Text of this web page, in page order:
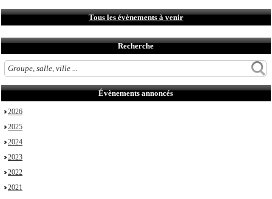
Tous les évènements à venir
Recherche
Évènements annoncés
2026
2025
2024
2023
2022
2021